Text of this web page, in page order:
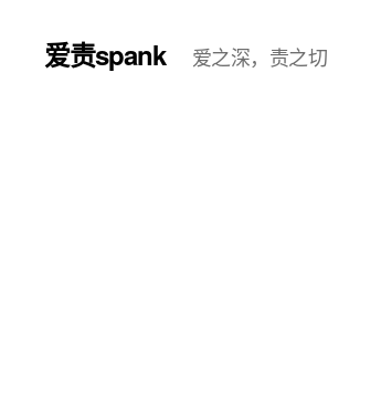
爱责spank 爱之深，责之切